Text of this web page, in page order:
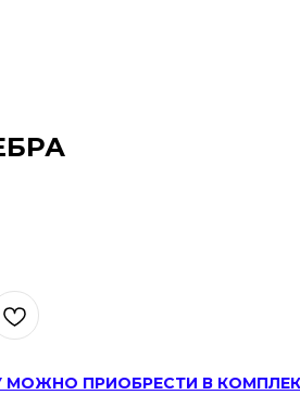
МОЖНО ПРИОБРЕСТИ В